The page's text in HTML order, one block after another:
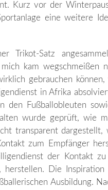
Kurz vor der
eine weitere
Trikot-Satz
kam wegschmeißen
gebrauchen
in Afrika
den Fußballobleuten
wurde geprüft, wie
transparent dargestellt,
zum Empfänger
der Kontakt
herstellen. Die Inspiration
Ausbildung.